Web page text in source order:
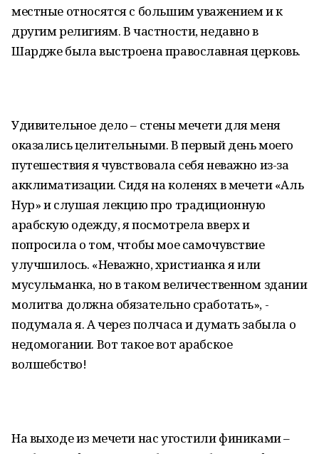
местные относятся с большим уважением и к
другим религиям. В частности, недавно в
Шардже была выстроена православная церковь.
Удивительное дело – стены мечети для меня
оказались целительными. В первый день моего
путешествия я чувствовала себя неважно из-за
акклиматизации. Сидя на коленях в мечети «Аль
Нур» и слушая лекцию про традиционную
арабскую одежду, я посмотрела вверх и
попросила о том, чтобы мое самочувствие
улучшилось. «Неважно, христианка я или
мусульманка, но в таком величественном здании
молитва должна обязательно сработать», -
подумала я. А через полчаса и думать забыла о
недомогании. Вот такое вот арабское
волшебство!
На выходе из мечети нас угостили финиками –